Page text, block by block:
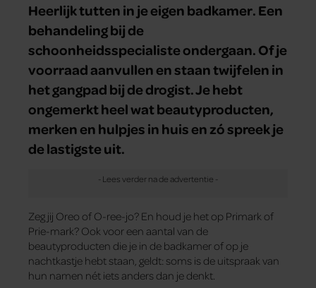
Heerlijk tutten in je eigen badkamer. Een
behandeling bij de
schoonheidsspecialiste ondergaan. Of je
voorraad aanvullen en staan twijfelen in
het gangpad bij de drogist. Je hebt
ongemerkt heel wat beautyproducten,
merken en hulpjes in huis en zó spreek je
de lastigste uit.
Zeg jij Oreo of O-ree-jo? En houd je het op Primark of
Prie-mark? Ook voor een aantal van de
beautyproducten die je in de badkamer of op je
nachtkastje hebt staan, geldt: soms is de uitspraak van
hun namen nét iets anders dan je denkt.